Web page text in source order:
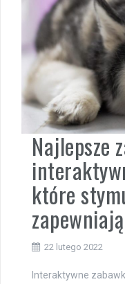
Najlepsze
które
22 lutego 2022
Interaktywne